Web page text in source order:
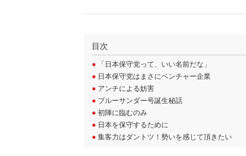
目次
● 「日本保守党って、いい名前だな」
● 日本保守党はまさにベンチャー企業
● アンチによる妨害
● ブルーサンダー号誕生秘話
● 初陣に臨むのみ
● 日本を保守するために
● 集客力はダントツ！勢いを感じて頂きたい